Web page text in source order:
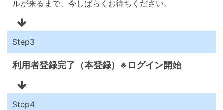
ルが来るまで、今しばらくお待ちください。
Step3
利用者登録完了（本登録）※ログイン開始
Step4